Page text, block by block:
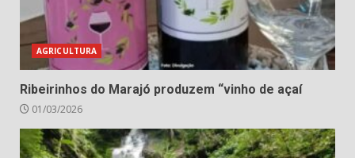
AGRICULTURA
Ribeirinhos do Marajó produzem “vinho de açaí
01/03/2026